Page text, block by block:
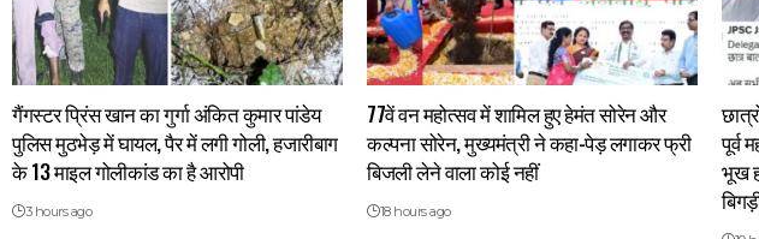
गैंगस्टर प्रिंस खान का गुर्गा अंकित कुमार पांडेय
पुलिस मुठभेड़ में घायल, पैर में लगी गोली, हजारीबाग
के 13 माइल गोलीकांड का है आरोपी
3 hours ago
77वें वन महोत्सव में शामिल हुए हेमंत सोरेन और
कल्पना सोरेन, मुख्यमंत्री ने कहा-पेड़ लगाकर फ्री
बिजली लेने वाला कोई नहीं
18 hours ago
पूर्व
भूख